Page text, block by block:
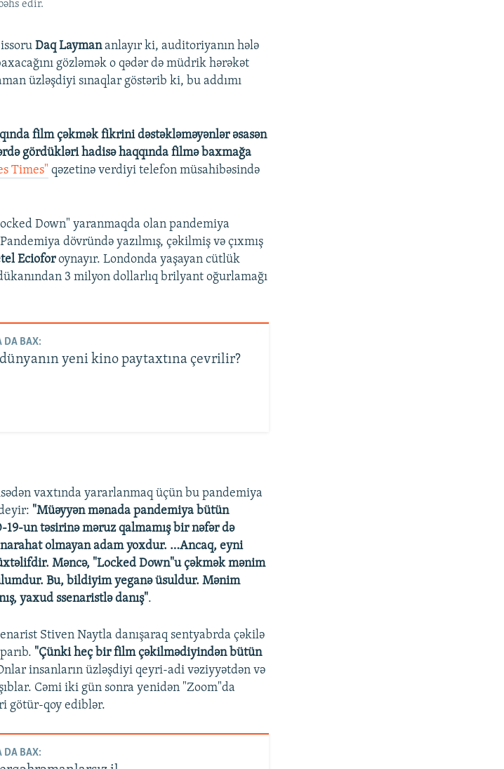
edir.
Daq Laymananlayır ki, auditoriyanın hələ
gözləmək o qədər də müdrik hərəkət
üzləşdiyi sınaqlar göstərib ki, bu addımı
film çəkmək fikrini dəstəkləməyənlər əsasən
gördükləri hadisə haqqında filmə baxmağa
Times" qəzetinə verdiyi telefon müsahibəsində
Down" yaranmaqda olan pandemiya
dövründə yazılmış, çəkilmiş və çıxmış
Ecioforoynayır. Londonda yaşayan cütlük
3 milyon dollarlıq brilyant oğurlamağı
DA BAX:
yeni kino paytaxtına çevrilir?
vaxtında yararlanmaq üçün bu pandemiya
"Müəyyən mənada pandemiya bütün
un təsirinə məruz qalmamış bir nəfər də
narahat olmayan adam yoxdur. …Ancaq, eyni
Məncə, "Locked Down"u çəkmək mənim
Bu, bildiyim yeganə üsuldur. Mənim
yaxud ssenaristlə danış".
Stiven Naytla danışaraq sentyabrda çəkilə
"Çünki heç bir film çəkilmədiyindən bütün
insanların üzləşdiyi qeyri-adi vəziyyətdən və
Cəmi iki gün sonra yenidən "Zoom"da
götür-qoy ediblər.
DA BAX: